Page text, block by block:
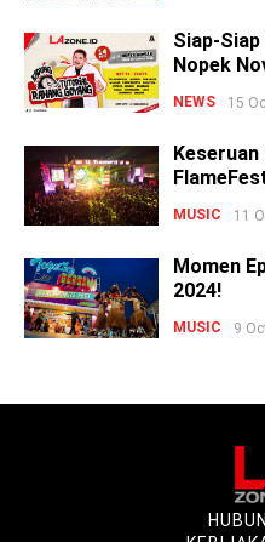
Siap-
Nopek
NEWS 15
MUSIC 11
Momen
2024!
MUSIC 9